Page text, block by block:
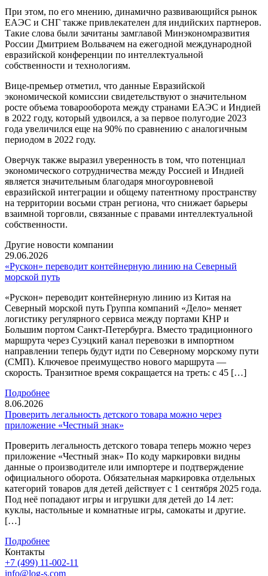
При этом, по его мнению, динамично развивающийся рынок
ЕАЭС и СНГ также привлекателен для индийских партнеров.
Такие слова были зачитаны замглавой Минэкономразвития
России Дмитрием Вольвачем на ежегодной международной
евразийской конференции по интеллектуальной
собственности и технологиям.
Вице-премьер отметил, что данные Евразийской
экономической комиссии свидетельствуют о значительном
росте объема товарооборота между странами ЕАЭС и Индией
в 2022 году, который удвоился, а за первое полугодие 2023
года увеличился еще на 90% по сравнению с аналогичным
периодом в 2022 году.
Оверчук также выразил уверенность в том, что потенциал
экономического сотрудничества между Россией и Индией
является значительным благодаря многоуровневой
евразийской интеграции и общему патентному пространству
на территории восьми стран региона, что снижает барьеры
взаимной торговли, связанные с правами интеллектуальной
собственности.
Другие новости компании
29.06.2026
«Рускон» переводит контейнерную линию на Северный
морской путь
«Рускон» переводит контейнерную линию из Китая на
Северный морской путь Группа компаний «Дело» меняет
логистику регулярного сервиса между портами КНР и
Большим портом Санкт-Петербурга. Вместо традиционного
маршрута через Суэцкий канал перевозки в импортном
направлении теперь будут идти по Северному морскому пути
(СМП). Ключевое преимущество нового маршрута —
скорость. Транзитное время сокращается на треть: с 45 […]
Подробнее
8.06.2026
Проверить легальность детского товара можно через
приложение «Честный знак»
Проверить легальность детского товара теперь можно через
приложение «Честный знак» По коду маркировки видны
данные о производителе или импортере и подтверждение
официального оборота. Обязательная маркировка отдельных
категорий товаров для детей действует с 1 сентября 2025 года.
Под неё попадают игры и игрушки для детей до 14 лет:
куклы, настольные и комнатные игры, самокаты и другие.
[…]
Подробнее
Контакты
+7 (499) 11-002-11
info@log-s.com